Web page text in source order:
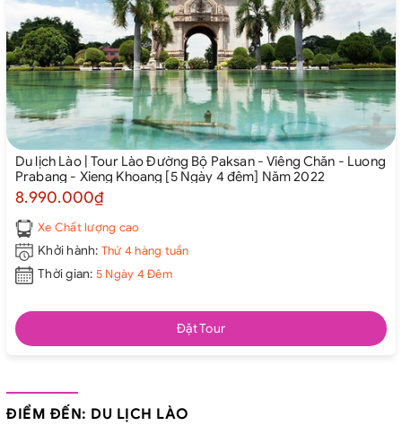
Du lịch Lào | Tour Lào Đường Bộ Paksan - Viêng Chăn - Luong
Prabang - Xieng Khoang [5 Ngày 4 đêm] Năm 2022
8.990.000₫
Xe Chất lượng cao
Khởi hành: Thứ 4 hàng tuần
Thời gian: 5 Ngày 4 Đêm
Đặt Tour
ĐIỂM ĐẾN: DU LỊCH LÀO